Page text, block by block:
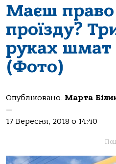
Маєш право
проїзду?
руках шмат
(Фото)
Опубліковано: Марта
—
17 Вересня, 2018 о 14:40